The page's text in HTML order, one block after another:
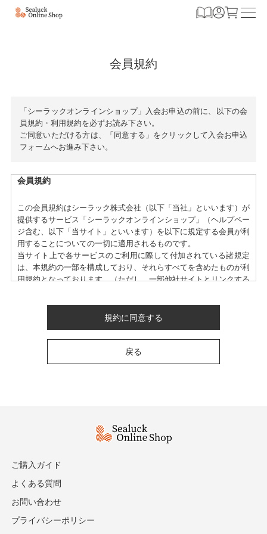
会員規約
「シーラックオンラインショップ」入会お申込の前に、以下の会
員規約・利用規約を必ずお読み下さい。
ご同意いただける方は、「同意する」をクリックして入会お申込
フォームへお進み下さい。
会員規約
この会員規約はシーラック株式会社（以下「当社」といいます）が
提供するサービス「シーラックオンラインショップ」（ヘルプペー
ジ含む、以下「当サイト」といいます）を以下に規定する会員が利
用することについての一切に適用されるものです。
当サイト上で各サービスのご利用に際して付加されている諸規定
は、本規約の一部を構成しており、それらすべてを含めたものが利
用規約となっております。（ただし、一部他社サイトとリンクする
ク先の規約に従うものとします）
本規約の変更にご注意下さい
1. 当社は、会員の了承を得ることなく本規約を随時変更すること
ができるものとし、会員はこれを承諾します。
2. 前項の変更については、当サイト上に1ヵ月間表示した時点で、
は、会員に対し随時必要な事項を通知します。
2. 前項の通知は、当サイト上に表示した時点で全ての会員に通知
会員登録について
なお会員登録は無料です。
※ログインには、会員登録時に入力したメールアドレスおよびパス
規約に同意する
戻る
ご購入ガイド
よくある質問
お問い合わせ
プライバシーポリシー